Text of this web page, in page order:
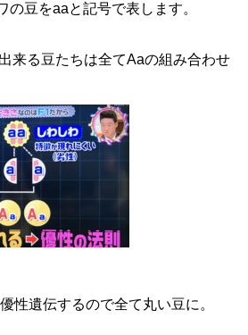
の豆をaaと記号で表します。
来る豆たちは全てAaの組み合わせ
性遺伝するので全て丸い豆に。